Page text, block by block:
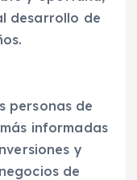
desarrollo de
personas de
informadas
y
de